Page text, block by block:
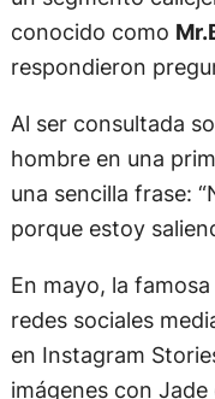
conocido como
respondieron
Al ser consultada
hombre en una
una sencilla frase:
porque estoy
En mayo, la
redes sociales
en Instagram
imágenes con